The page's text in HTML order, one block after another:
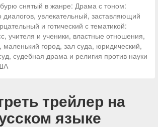
снятый в жанре: Драма с тоном:
диалогов, увлекательный, заставляющий
и готический с тематикой:
учителя и ученики, властные отношения,
маленький город, зал суда, юридический,
судебная драма и религия против науки
трейлер на
языке